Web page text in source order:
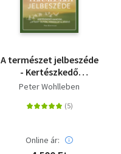
A természet jelbeszéde
- Kertészkedő
hangyák, "liftező"
jégeső
Peter Wohlleben
Online ár: